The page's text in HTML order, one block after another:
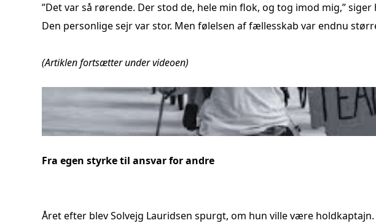
”Det var så rørende. Der stod de, hele min flok, og tog imod mig,” siger
Den personlige sejr var stor. Men følelsen af fællesskab var endnu
(Artiklen fortsætter under videoen)
Fra egen styrke til ansvar for andre
Året efter blev Solvejg Lauridsen spurgt, om hun ville være